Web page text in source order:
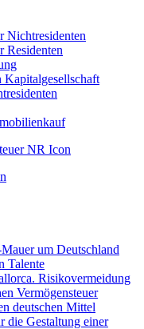
Nichtresidenten
Residenten
Kapitalgesellschaft
um Deutschland
Talente
Risikovermeidung
Vermögensteuer
deutschen Mittel
die Gestaltung einer